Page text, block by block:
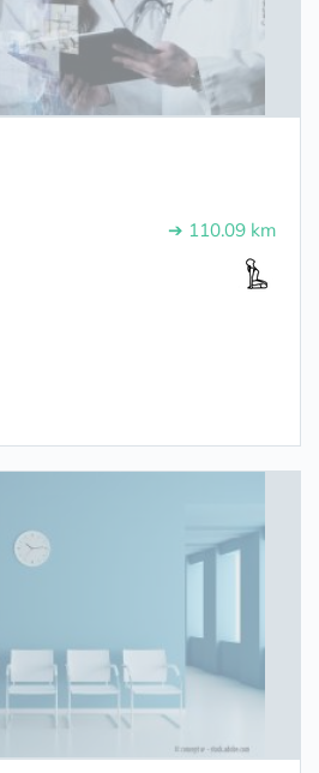
➔ 110.09 km